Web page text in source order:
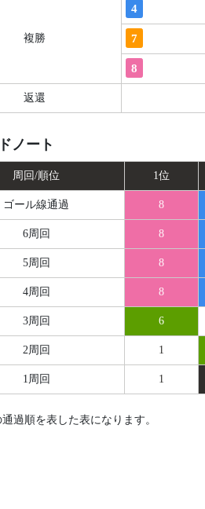
複勝
4
7
8
返還
ノート
周回/順位 1位
ゴール線通過 8
6周回 8
5周回 8
4周回 8
3周回 6
2周回 1
1周回 1
過順を表した表になります。